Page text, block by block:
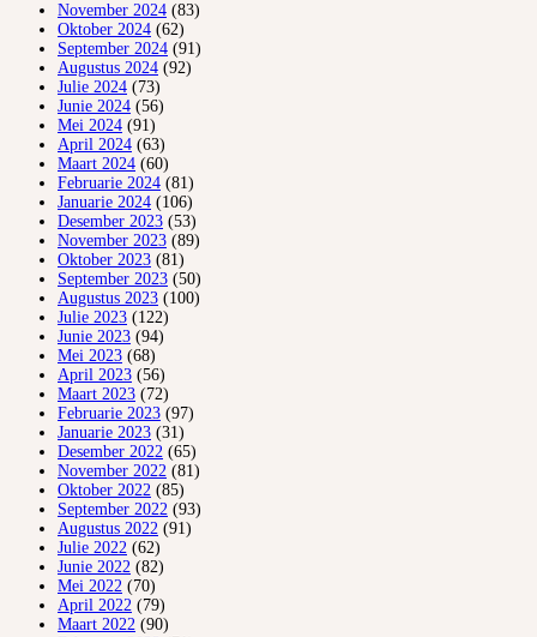
November 2024 (83)
Oktober 2024 (62)
September 2024 (91)
Augustus 2024 (92)
Julie 2024 (73)
Junie 2024 (56)
Mei 2024 (91)
April 2024 (63)
Maart 2024 (60)
Februarie 2024 (81)
Januarie 2024 (106)
Desember 2023 (53)
November 2023 (89)
Oktober 2023 (81)
September 2023 (50)
Augustus 2023 (100)
Julie 2023 (122)
Junie 2023 (94)
Mei 2023 (68)
April 2023 (56)
Maart 2023 (72)
Februarie 2023 (97)
Januarie 2023 (31)
Desember 2022 (65)
November 2022 (81)
Oktober 2022 (85)
September 2022 (93)
Augustus 2022 (91)
Julie 2022 (62)
Junie 2022 (82)
Mei 2022 (70)
April 2022 (79)
Maart 2022 (90)